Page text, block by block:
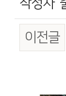
작성자
이전글